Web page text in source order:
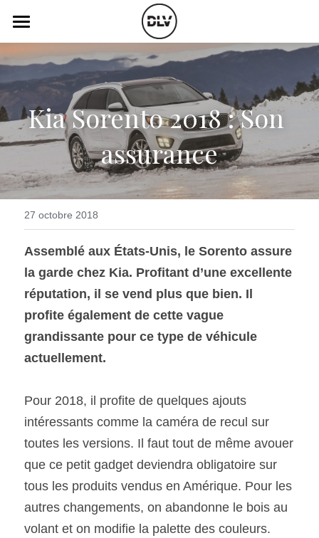
Actualité Auto
Électrique
Histoire de chars
Art Automobile
Essais Routier
Opinion
Vidéo
Podcast
Radio FM
Télé RDS
Simulateur
Assurance
SOUMISSION RAPIDE
Kia Sorento 2018 : Son
assurance
27 octobre 2018
Assemblé aux États-Unis, le Sorento assure
la garde chez Kia. Profitant d’une excellente
réputation, il se vend plus que bien. Il
profite également de cette vague
grandissante pour ce type de véhicule
actuellement.
Pour 2018, il profite de quelques ajouts
intéressants comme la caméra de recul sur
toutes les versions. Il faut tout de même avouer
que ce petit gadget deviendra obligatoire sur
tous les produits vendus en Amérique. Pour les
autres changements, on abandonne le bois au
volant et on modifie la palette des couleurs.
LES CATÉGORIES DE LA BOUTIQUE
Toutes les catégories